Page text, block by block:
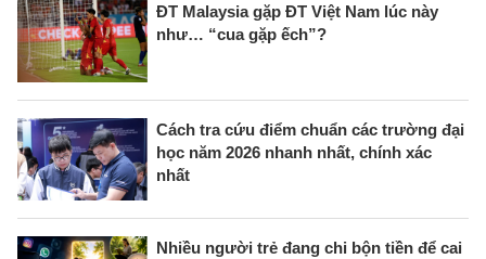
ĐT Malaysia gặp ĐT Việt Nam lúc này
như… “cua gặp ếch”?
Cách tra cứu điểm chuẩn các trường đại
học năm 2026 nhanh nhất, chính xác
nhất
Nhiều người trẻ đang chi bộn tiền để cai